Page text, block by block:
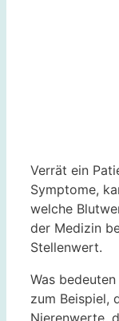
Verrät ein
Symptome,
welche
der Medizin
Stellenwert.
Was
zum Beispiel,